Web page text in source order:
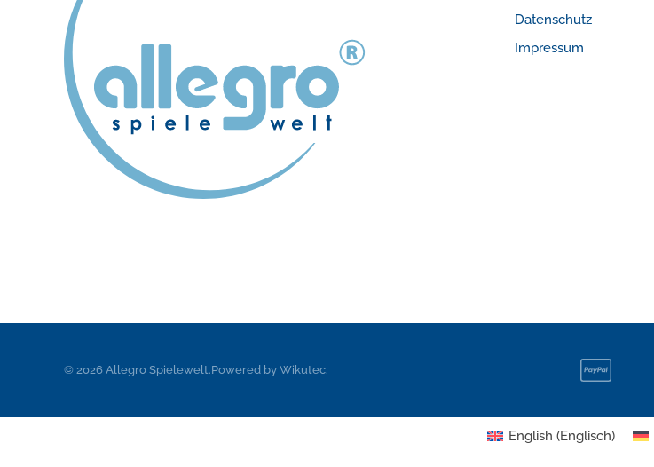
Datenschutz
Impressum
© 2026 Allegro Spielewelt.Powered by Wikutec.
English (Englisch)